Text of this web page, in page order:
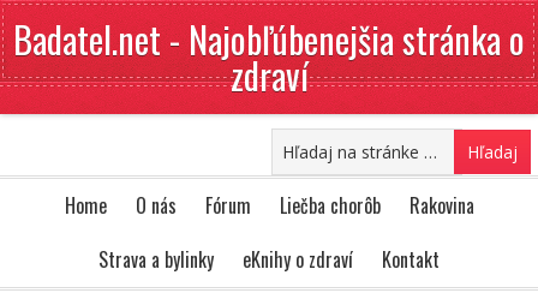
Badatel.net - Najobľúbenejšia stránka o
zdraví
Home O nás Fórum Liečba chorôb
Rakovina
Strava a bylinky
eKnihy o zdraví Kontakt